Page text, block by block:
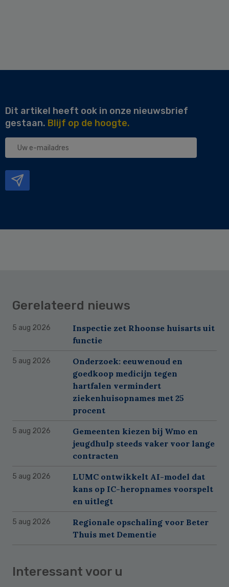
Dit artikel heeft ook in onze nieuwsbrief
gestaan. Blijf op de hoogte.
Uw
Gerelateerd nieuws
5 aug 2026
Inspectie zet Rhoonse huisarts uit
functie
5 aug 2026
Onderzoek: eeuwenoud en
goedkoop medicijn tegen
hartfalen vermindert
ziekenhuisopnames met 25
procent
5 aug 2026
Gemeenten kiezen bij Wmo en
jeugdhulp steeds vaker voor lange
contracten
5 aug 2026
LUMC ontwikkelt AI-model dat
kans op IC-heropnames voorspelt
en uitlegt
5 aug 2026
Regionale opschaling voor Beter
Thuis met Dementie
Interessant voor u